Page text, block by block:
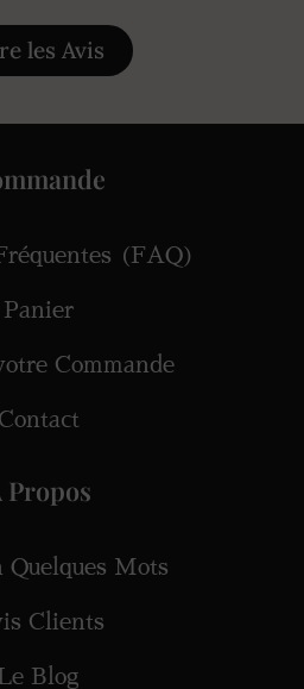
les Avis
(FAQ)
Panier
Commande
Contact
Propos
Quelques Mots
Clients
Blog